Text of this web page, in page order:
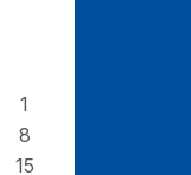
1
8
15